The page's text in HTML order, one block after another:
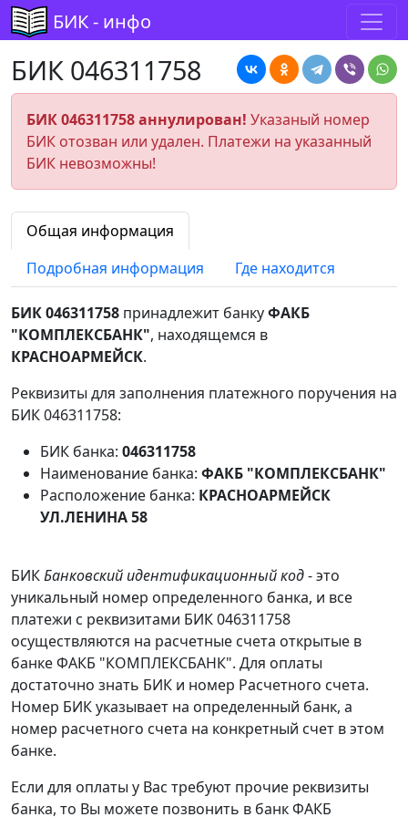
БИК - инфо
БИК 046311758
БИК 046311758 аннулирован! Указаный номер
БИК отозван или удален. Платежи на указанный
БИК невозможны!
Общая информация
Подробная информация
Где находится
БИК 046311758 принадлежит банкуФАКБ
"КОМПЛЕКСБАНК", находящемся в
КРАСНОАРМЕЙСК.
Реквизиты для заполнения платежного поручения на
БИК 046311758:
БИК банка: 046311758
Наименование банка: ФАКБ "КОМПЛЕКСБАНК"
Расположение банка: КРАСНОАРМЕЙСК
УЛ.ЛЕНИНА 58
БИКБанковский идентификационный код- это
уникальный номер определенного банка, и все
платежи с реквизитами БИК 046311758
осуществляются на расчетные счета открытые в
банке ФАКБ "КОМПЛЕКСБАНК". Для оплаты
достаточно знать БИК и номер Расчетного счета.
Номер БИК указывает на определенный банк, а
номер расчетного счета на конкретный счет в этом
банке.
Если для оплаты у Вас требуют прочие реквизиты
банка, то Вы можете позвонить в банк ФАКБ